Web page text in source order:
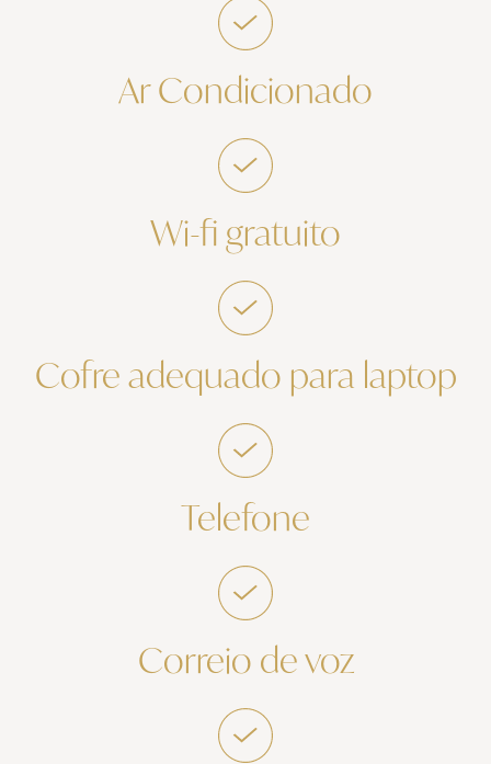
Ar Condicionado
Wi-fi gratuito
Cofre adequado para laptop
Telefone
Correio de voz